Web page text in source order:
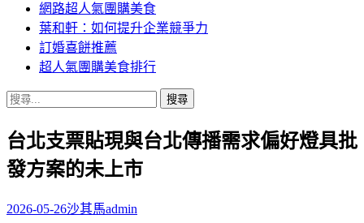
網路超人氣團購美食
葉和軒：如何提升企業競爭力
訂婚喜餅推薦
超人氣團購美食排行
搜
關
鍵
字:
台北支票貼現與台北傳播需求偏好燈具批
發方案的未上市
2026-05-26沙其馬admin